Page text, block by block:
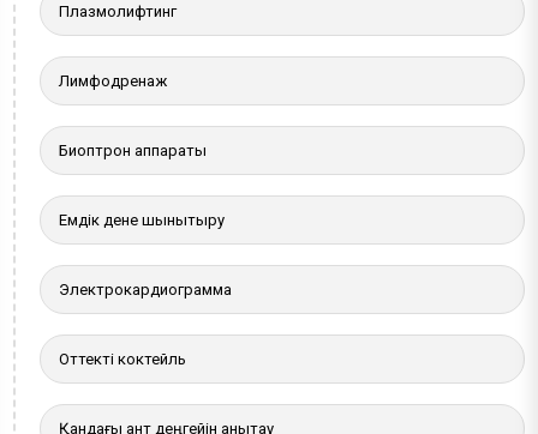
Плазмолифтинг
Лимфодренаж
Биоптрон аппараты
Емдік дене шынықтыру
Электрокардиограмма
Оттекті коктейль
Қандағы қант деңгейін анықтау